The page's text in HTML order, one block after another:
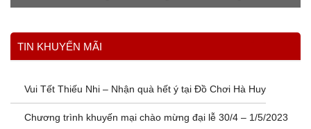
Xem thêm
TIN KHUYẾN MÃI
Vui Tết Thiếu Nhi – Nhận quà hết ý tại Đồ Chơi Hà Huy
Chương trình khuyến mại chào mừng đại lễ 30/4 – 1/5/2023